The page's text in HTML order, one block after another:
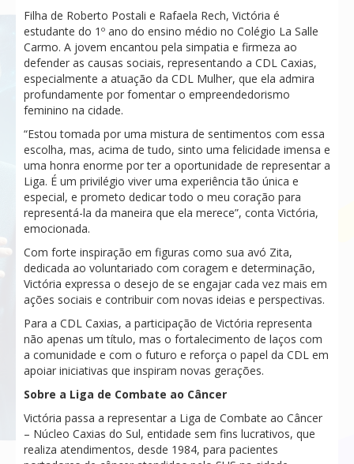
Filha de Roberto Postali e Rafaela Rech, Victória é
estudante do 1º ano do ensino médio no Colégio La Salle
Carmo. A jovem encantou pela simpatia e firmeza ao
defender as causas sociais, representando a CDL Caxias,
especialmente a atuação da CDL Mulher, que ela admira
profundamente por fomentar o empreendedorismo
feminino na cidade.
“Estou tomada por uma mistura de sentimentos com essa
escolha, mas, acima de tudo, sinto uma felicidade imensa e
uma honra enorme por ter a oportunidade de representar a
Liga. É um privilégio viver uma experiência tão única e
especial, e prometo dedicar todo o meu coração para
representá-la da maneira que ela merece”, conta Victória,
emocionada.
Com forte inspiração em figuras como sua avó Zita,
dedicada ao voluntariado com coragem e determinação,
Victória expressa o desejo de se engajar cada vez mais em
ações sociais e contribuir com novas ideias e perspectivas.
Para a CDL Caxias, a participação de Victória representa
não apenas um título, mas o fortalecimento de laços com
a comunidade e com o futuro e reforça o papel da CDL em
apoiar iniciativas que inspiram novas gerações.
Sobre a Liga de Combate ao Câncer
Victória passa a representar a Liga de Combate ao Câncer
– Núcleo Caxias do Sul, entidade sem fins lucrativos, que
realiza atendimentos, desde 1984, para pacientes